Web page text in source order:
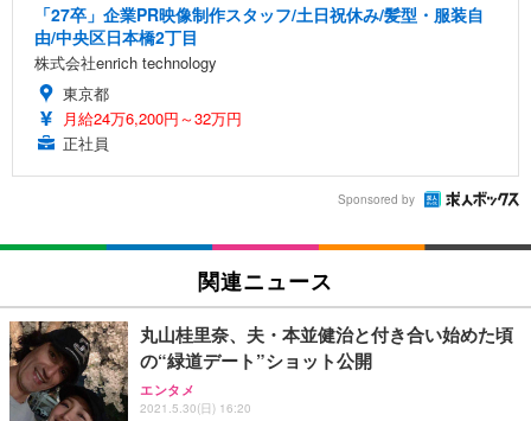
「27卒」企業PR映像制作スタッフ/土日祝休み/髪型・服装自
由/中央区日本橋2丁目
株式会社enrich technology
東京都
月給24万6,200円～32万円
正社員
Sponsored by
関連ニュース
丸山桂里奈、夫・本並健治と付き合い始めた頃
の“緑道デート”ショット公開
エンタメ
2021.5.30(日) 16:20